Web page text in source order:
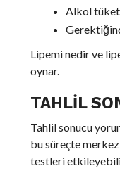
Alkol
Lipemi nedir ve
oynar.
TAHLIL
Tahlil sonucu
bu süreçte
testleri